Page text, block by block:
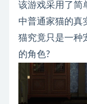
该游戏采用了简
中普通家猫的真
猫究竟只是一种
的角色?